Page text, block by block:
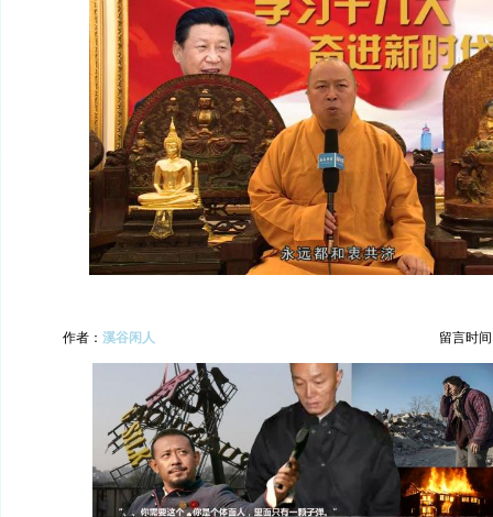
作者： 溪谷闲人 留言时间